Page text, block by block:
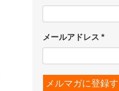
メールアドレス*